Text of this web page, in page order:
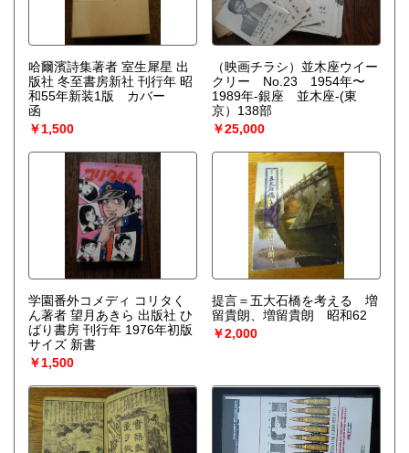
哈爾濱詩集著者 室生犀星 出
版社 冬至書房新社 刊行年 昭
和55年新装1版 カバー
函
￥1,500
（映画チラシ）並木座ウイー
クリー No.23 1954年〜
1989年-銀座 並木座-(東
京）138部
￥25,000
学園番外コメディ コリタく
ん著者 望月あきら 出版社 ひ
ばり書房 刊行年 1976年初版
サイズ 新書
￥1,500
提言＝五大石橋を考える 増
留貴朗、増留貴朗 昭和62
￥2,000